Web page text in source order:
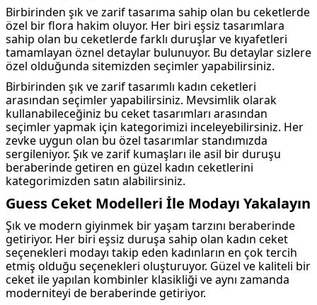
Birbirinden şık ve zarif tasarıma sahip olan bu ceketlerde
özel bir flora hakim oluyor. Her biri eşsiz tasarımlara
sahip olan bu ceketlerde farklı duruşlar ve kıyafetleri
tamamlayan öznel detaylar bulunuyor. Bu detaylar sizlere
özel olduğunda sitemizden seçimler yapabilirsiniz.
Birbirinden şık ve zarif tasarımlı kadın ceketleri
arasından seçimler yapabilirsiniz. Mevsimlik olarak
kullanabileceğiniz bu ceket tasarımları arasından
seçimler yapmak için kategorimizi inceleyebilirsiniz. Her
zevke uygun olan bu özel tasarımlar standımızda
sergileniyor. Şık ve zarif kumaşları ile asil bir duruşu
beraberinde getiren en güzel kadın ceketlerini
kategorimizden satın alabilirsiniz.
Guess Ceket Modelleri İle Modayı Yakalayın
Şık ve modern giyinmek bir yaşam tarzını beraberinde
getiriyor. Her biri eşsiz duruşa sahip olan kadın ceket
seçenekleri modayı takip eden kadınların en çok tercih
etmiş olduğu seçenekleri oluşturuyor. Güzel ve kaliteli bir
ceket ile yapılan kombinler klasikliği ve aynı zamanda
moderniteyi de beraberinde getiriyor.